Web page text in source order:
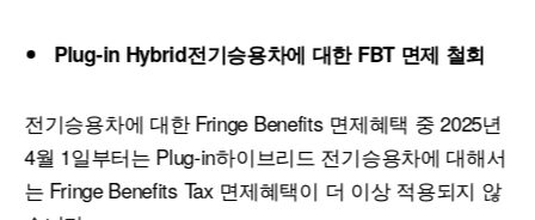
Plug-in Hybrid전기승용차에 대한FBT 면제 철회
전기승용차에 대한 Fringe Benefits 면제혜택 중 2025년
4월 1일부터는 Plug-in하이브리드 전기승용차에 대해서
는 Fringe Benefits Tax 면제혜택이 더 이상 적용되지 않